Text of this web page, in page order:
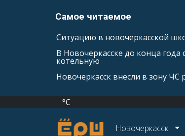
Самое читаемое
Ситуацию в новочеркасской
В Новочеркасске до конца
котельную
Новочеркасск внесли в зону ЧС
°C
Новочеркасск